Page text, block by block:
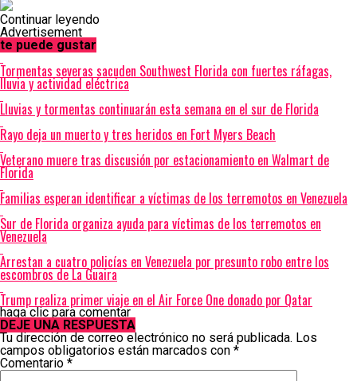
Continuar leyendo
Advertisement
te puede gustar
Tormentas severas sacuden Southwest Florida con fuertes ráfagas,
lluvia y actividad eléctrica
Lluvias y tormentas continuarán esta semana en el sur de Florida
Rayo deja un muerto y tres heridos en Fort Myers Beach
Veterano muere tras discusión por estacionamiento en Walmart de
Florida
Familias esperan identificar a víctimas de los terremotos en Venezuela
Sur de Florida organiza ayuda para víctimas de los terremotos en
Venezuela
Arrestan a cuatro policías en Venezuela por presunto robo entre los
escombros de La Guaira
Trump realiza primer viaje en el Air Force One donado por Qatar
haga clic para comentar
DEJE UNA RESPUESTA
Tu dirección de correo electrónico no será publicada. Los
campos obligatorios están marcados con *
Comentario *